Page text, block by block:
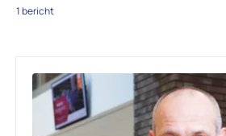
1 bericht